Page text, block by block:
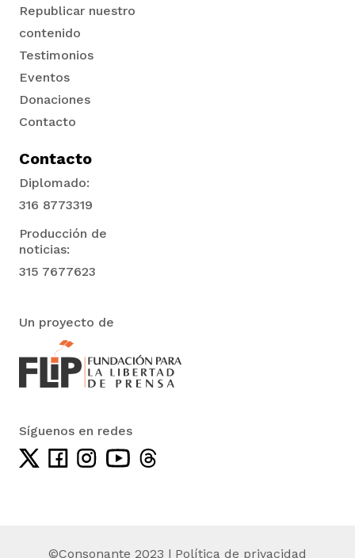
Republicar nuestro
contenido
Testimonios
Eventos
Donaciones
Contacto
Contacto
Diplomado:
316 8773319
Producción de
noticias:
315 7677623
Un proyecto de
Síguenos en redes
©Consonante 2023 | Política de privacidad